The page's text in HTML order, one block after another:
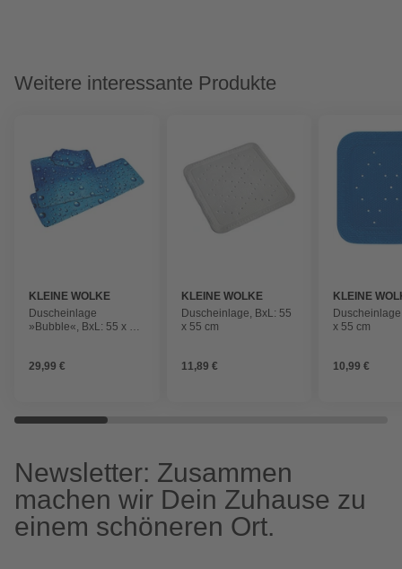
Weitere interessante Produkte
KLEINE WOLKE
Duscheinlage
»Bubble«, BxL: 55 x 55
29,99 €
KLEINE WOLKE
Duscheinlage, BxL: 55
x 55 cm
11,89 €
KLEINE
x 55 cm
10,99 €
Newsletter: Zusammen
machen wir Dein Zuhause zu
einem schöneren Ort.